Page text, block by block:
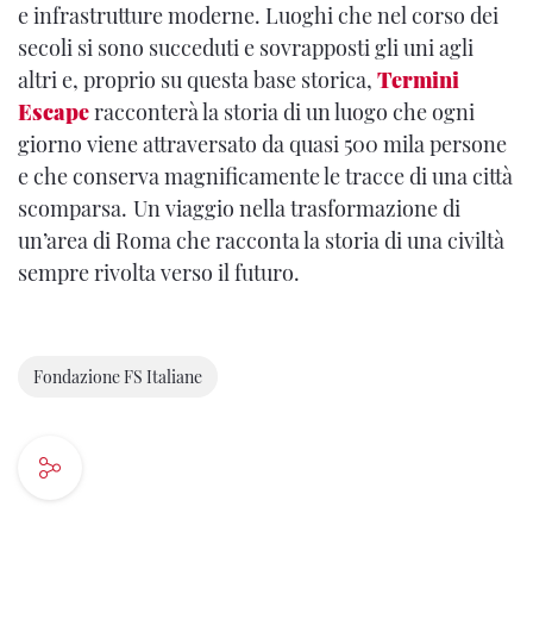
e infrastrutture moderne. Luoghi che nel corso dei
secoli si sono succeduti e sovrapposti gli uni agli
altri e, proprio su questa base storica, Termini
Escaperacconterà la storia di un luogo che ogni
giorno viene attraversato da quasi 500 mila persone
e che conserva magnificamente le tracce di una città
scomparsa. Un viaggio nella trasformazione di
un’area di Roma che racconta la storia di una civiltà
sempre rivolta verso il futuro.
Fondazione FS Italiane